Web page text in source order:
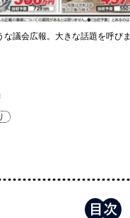
な議会広報。大きな話題を呼び